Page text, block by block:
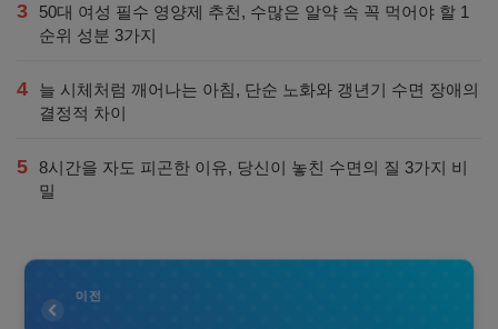
3
50대 여성 필수 영양제 추천, 수많은 알약 속 꼭 먹어야 할 1
순위 성분 3가지
4
늘 시체처럼 깨어나는 아침, 단순 노화와 갱년기 수면 장애의
결정적 차이
5 8시간을 자도 피곤한 이유, 당신이 놓친 수면의 질 3가지 비
밀
이전